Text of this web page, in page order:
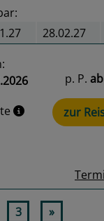
28.02.27
p. P. ab
zur
3 »